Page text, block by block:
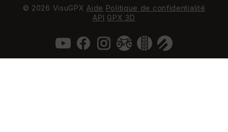
© 2026 VisuGPX Aide Politique de confidentialité
API GPX 3D